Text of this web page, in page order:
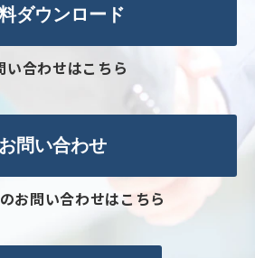
ダウンロード
い合わせはこちら
お問い合わせ
お問い合わせはこちら